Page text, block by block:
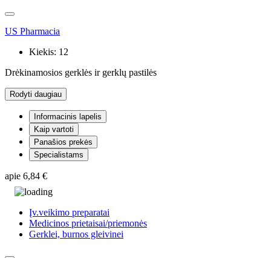
US Pharmacia
Kiekis: 12
Drėkinamosios gerklės ir gerklų pastilės
Rodyti daugiau
Informacinis lapelis
Kaip vartoti
Panašios prekės
Specialistams
apie 6,84 €
Įv.veikimo preparatai
Medicinos prietaisai/priemonės
Gerklei, burnos gleivinei